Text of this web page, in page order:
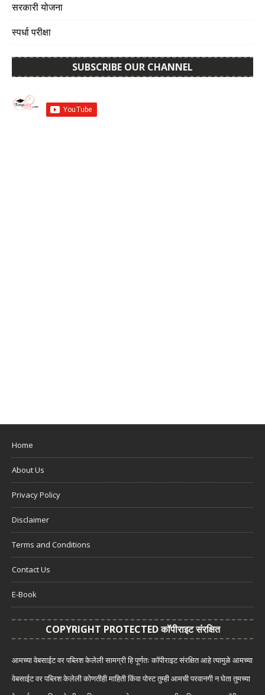
सरकारी योजना
स्पर्धा परीक्षा
SUBSCRIBE OUR CHANNEL
Home
About Us
Privacy Policy
Disclaimer
Terms and Conditions
Contact Us
E-Book
COPYRIGHT PROTECTED कॉपीराइट संरक्षित
आमच्या वेबसाईट वर पब्लिश केलेली सामग्री हि पूर्णतः कॉपीराइट संरक्षित आहे त्यामुळे आमच्या
वेबसाईट वर पब्लिश केलेली कोणतीही माहिती किंवा पोस्ट तुम्ही आमची परवानगी न घेता तुमच्या